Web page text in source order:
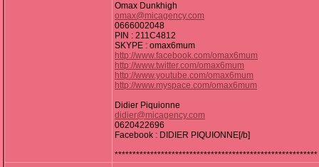
Omax Dunkhigh
omax@micagency.com
0666002048
PIN : 211C4812
SKYPE : omax6mum
http://www.facebook.com/omax6mum
http://www.twitter.com/omax6mum
http://www.youtube.com/omax6mum
http://www.myspace.com/omax6mum
Didier Piquionne
didier@micagency.com
0620422696
Facebook : DIDIER PIQUIONNE[/b]
*********************************************************